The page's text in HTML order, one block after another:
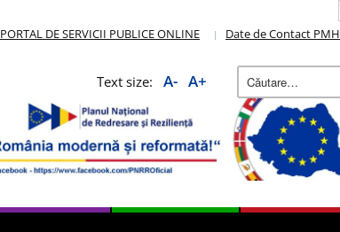
PORTAL DE SERVICII PUBLICE ONLINE Date de Contact PMH
Text size: A- A+